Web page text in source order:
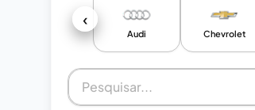
‹
Audi Chevrolet